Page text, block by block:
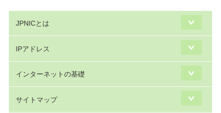
JPNICとは
IPアドレス
インターネットの基礎
サイトマップ